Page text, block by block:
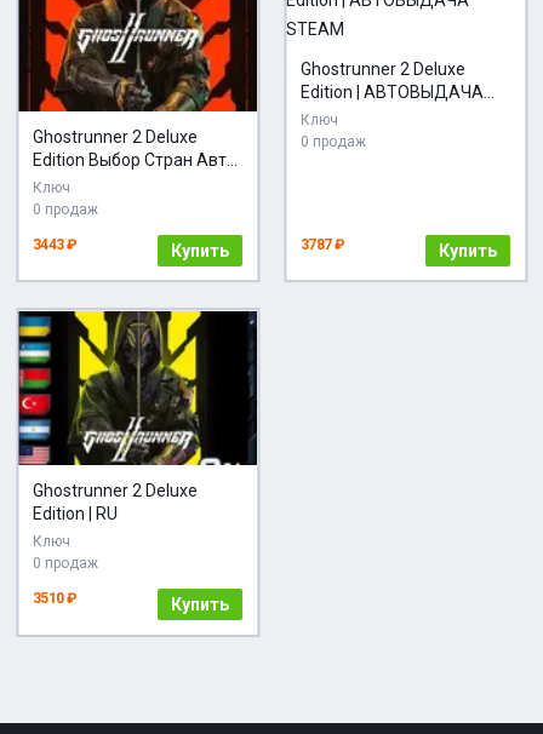
Ghostrunner 2 Deluxe
Edition Выбор Стран Авто-
Доставка 24/7
Ключ
0 продаж
3443 ₽ Купить
Ghostrunner 2 Deluxe
Edition | АВТОВЫДАЧА
STEAM
Ключ
0 продаж
3787 ₽ Купить
Ghostrunner 2 Deluxe
Edition | RU
Ключ
0 продаж
3510 ₽ Купить